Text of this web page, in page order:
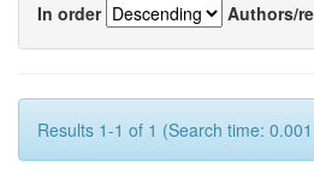
In order
Authors/
Results 1-1 of 1 (Search time: